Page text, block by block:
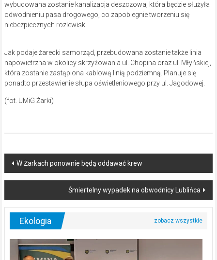
wybudowana zostanie kanalizacja deszczowa, która będzie służyła
odwodnieniu pasa drogowego, co zapobiegnie tworzeniu się
niebezpiecznych rozlewisk.
Jak podaje żarecki samorząd, przebudowana zostanie także linia
napowietrzna w okolicy skrzyżowania ul. Chopina oraz ul. Młyńskiej,
która zostanie zastąpiona kablową linią podziemną. Planuje się
ponadto przestawienie słupa oświetleniowego przy ul. Jagodowej.
(fot. UMiG Żarki)
Post
navigation
W Żarkach ponownie będą oddawać krew
Śmiertelny wypadek na obwodnicy Lublińca
Ekologia